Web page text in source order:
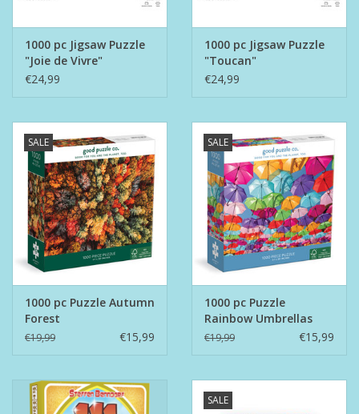
1000 pc Jigsaw Puzzle
"Joie de Vivre"
€24,99
1000 pc Jigsaw Puzzle
"Toucan"
€24,99
SALE
1000 pc Puzzle Autumn
Forest
€19,99 €15,99
SALE
1000 pc Puzzle
Rainbow Umbrellas
€19,99 €15,99
SALE